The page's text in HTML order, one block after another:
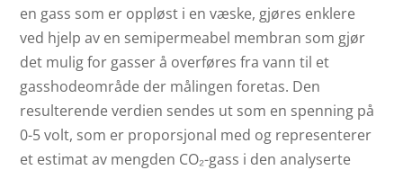
en gass som er oppløst i en væske, gjøres enklere
ved hjelp av en semipermeabel membran som gjør
det mulig for gasser å overføres fra vann til et
gasshodeområde der målingen foretas. Den
resulterende verdien sendes ut som en spenning på
0-5 volt, som er proporsjonal med og representerer
et estimat av mengden CO₂-gass i den analyserte